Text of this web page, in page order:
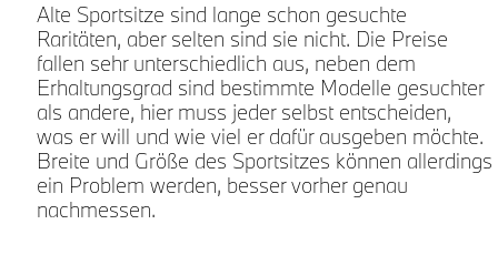
Alte Sportsitze sind lange schon gesuchte
Raritäten, aber selten sind sie nicht. Die Preise
fallen sehr unterschiedlich aus, neben dem
Erhaltungsgrad sind bestimmte Modelle gesuchter
als andere, hier muss jeder selbst entscheiden,
was er will und wie viel er dafür ausgeben möchte.
Breite und Größe des Sportsitzes können allerdings
ein Problem werden, besser vorher genau
nachmessen.